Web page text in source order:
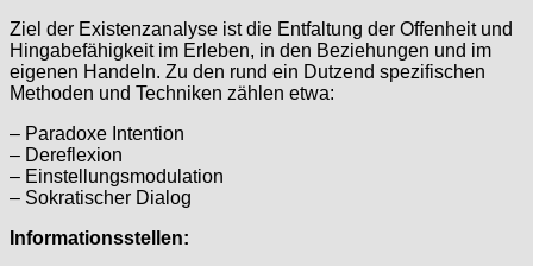
Ziel der Existenzanalyse ist die Entfaltung der Offenheit und
Hingabefähigkeit im Erleben, in den Beziehungen und im
eigenen Handeln. Zu den rund ein Dutzend spezifischen
Methoden und Techniken zählen etwa:
– Paradoxe Intention
– Dereflexion
– Einstellungsmodulation
– Sokratischer Dialog
Informationsstellen: